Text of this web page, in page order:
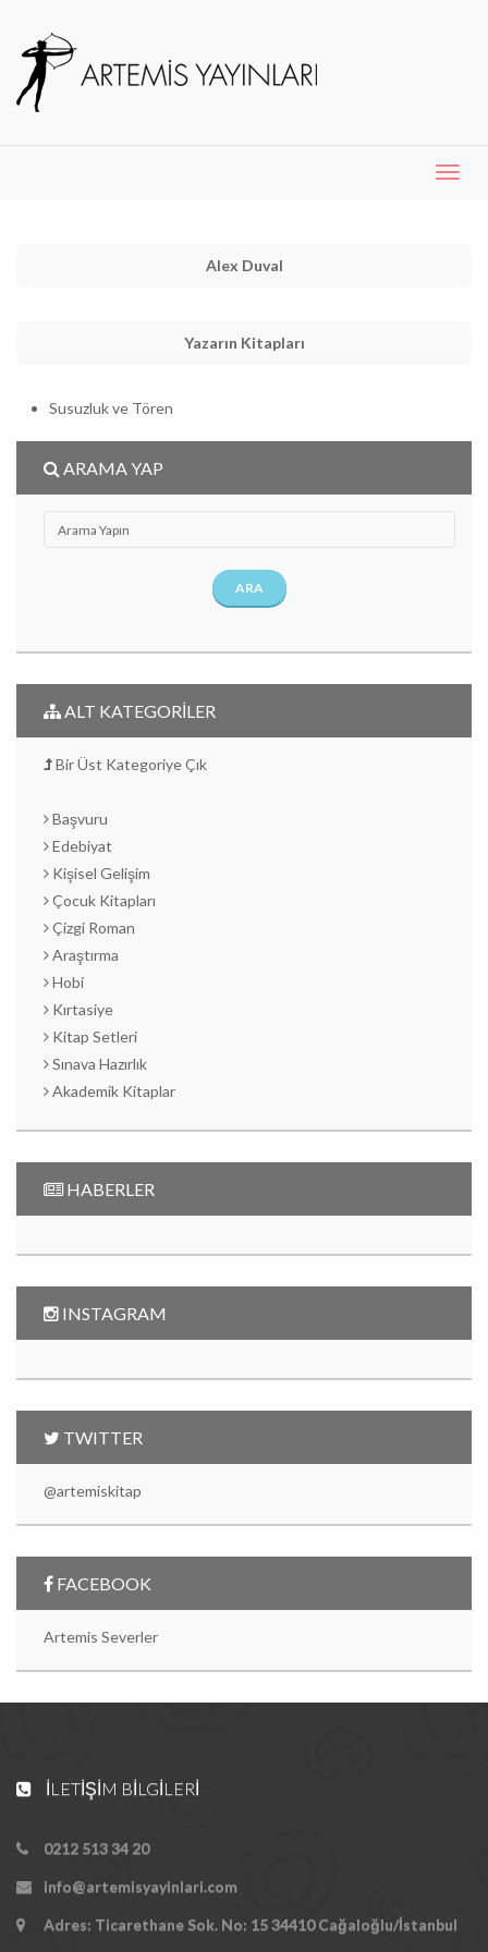
Alex Duval
Yazarın Kitapları
Susuzluk ve Tören
ARAMA YAP
ARA
ALT KATEGORİLER
Bir Üst Kategoriye Çık
Başvuru
Edebiyat
Kişisel Gelişim
Çocuk Kitapları
Çizgi Roman
Araştırma
Hobi
Kırtasiye
Kitap Setleri
Sınava Hazırlık
Akademik Kitaplar
HABERLER
INSTAGRAM
TWITTER
@artemiskitap
FACEBOOK
Artemis Severler
İLETIŞIM BILGILERI
0212 513 34 20
info@artemisyayinlari.com
Adres: Ticarethane Sok. No: 15 34410 Cağaloğlu/İstanbul